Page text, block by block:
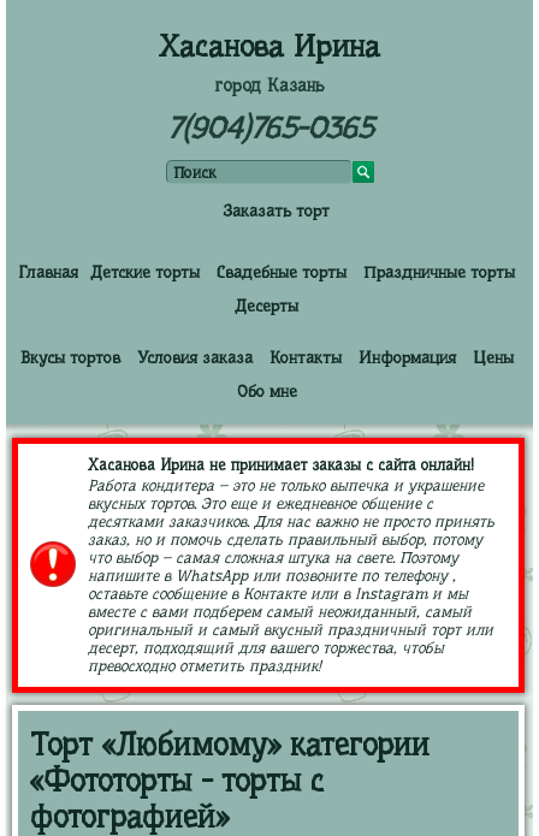
Хасанова Ирина
город Казань
7(904)765-0365
Заказать торт
Главная Детские торты Свадебные торты
Праздничные торты
Десерты
Вкусы тортов Условия заказа Контакты Информация
Цены
Обо мне
Хасанова Ирина не принимает заказы с сайта онлайн!
Работа кондитера – это не только выпечка и украшение
вкусных тортов. Это еще и ежедневное общение с
десятками заказчиков. Для нас важно не просто принять
заказ, но и помочь сделать правильный выбор, потому
что выбор – самая сложная штука на свете. Поэтому
напишите в WhatsApp или позвоните по телефону ,
оставьте сообщение в Контакте или в Instagram и мы
вместе с вами подберем самый неожиданный, самый
оригинальный и самый вкусный праздничный торт или
десерт, подходящий для вашего торжества, чтобы
превосходно отметить праздник!
Торт «Любимому» категории
«Фототорты - торты с
фотографией»